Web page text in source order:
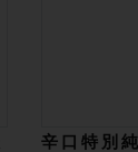
辛口特別